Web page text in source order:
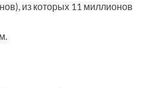
из которых 11 миллионов